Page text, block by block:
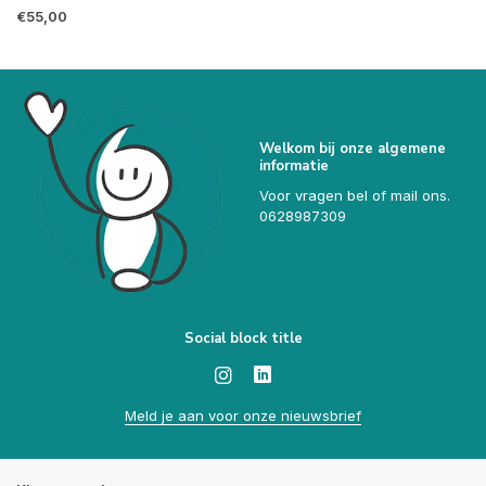
€55,00
Welkom bij onze algemene
informatie
Voor vragen bel of mail ons.
0628987309
Social block title
Meld je aan voor onze nieuwsbrief